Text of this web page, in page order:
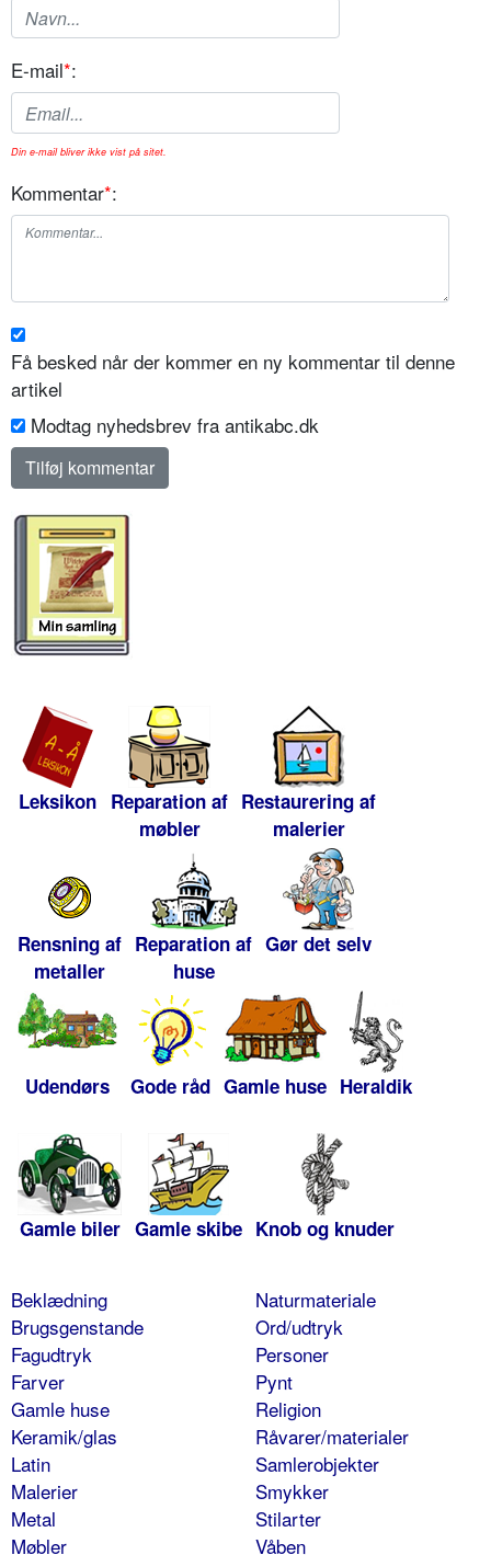
E-mail*:
Din e-mail bliver ikke vist på sitet.
Kommentar*:
Få besked når der kommer en ny kommentar til denne
artikel
Modtag nyhedsbrev fra antikabc.dk
Leksikon Reparation af
møbler
Restaurering af
malerier
Rensning af
metaller
Reparation af
huse
Gør det selv
Udendørs Gode råd Gamle huse Heraldik
Gamle biler Gamle skibe Knob og knuder
Beklædning
Brugsgenstande
Fagudtryk
Farver
Gamle huse
Keramik/glas
Latin
Malerier
Metal
Møbler
Naturmateriale
Ord/udtryk
Personer
Pynt
Religion
Råvarer/materialer
Samlerobjekter
Smykker
Stilarter
Våben